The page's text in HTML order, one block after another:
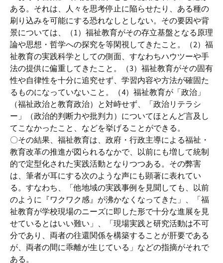
ある。それは、人々を思考停止に陥らせたり、ある種の
刷り込みを可能にする恐れなしとしない。その要因や背
景については、（1）福祉教育がその存立基盤となる原理
論や思想・哲学への探究を等閑視してきたこと。（2）福
祉教育の実践科学としての側面、すなわちハウツーや手
法の提供に偏重してきたこと。（3）福祉教育がその固有
性や自律性を十分に追究せず、学習内容や方法が確固た
るものになっていないこと。（4）福祉教育が「政治」
（福祉政治と教育政治）と対峙せず、「政治リテラシ
ー」（政治的判断力や批判力）についてほとんど言及し
てこなかったこと、などを挙げることができる。
〇その結果、福祉教育は、政府・行政主導による福祉・
教育改革の推進が図られるなかで、以前にも増して統制
的で定型化された実践活動となりつつある。その弊害
は、筆者が耳にする次のような声にも顕著に表れてい
る。すなわち、「他地域の実践事例を見聞しても、以前
のように『ワクワク感』が沸かなくなってきた」、「福
祉教育が学校現場のニーズに即した形で十分な進展を見
せているとはいい難い」、「現場実践と研究活動は不可
分であり、両者の往還関係を構築することが肝要である
が、両者の間に乖離が生じている」などの指摘がそれで
ある。